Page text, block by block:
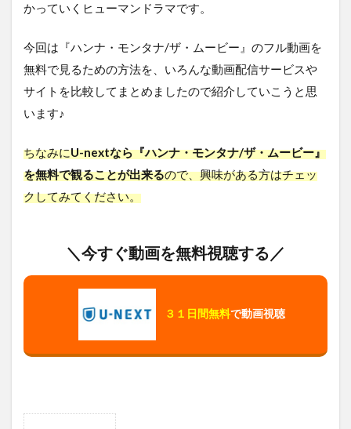
かっていくヒューマンドラマです。
今回は『ハンナ・モンタナ/ザ・ムービー』のフル動画を
無料で見るための方法を、いろんな動画配信サービスや
サイトを比較してまとめましたので紹介していこうと思
います♪
ちなみにU-nextなら『ハンナ・モンタナ/ザ・ムービー』
を無料で観ることが出来るので、興味がある方はチェッ
クしてみてください。
＼今すぐ動画を無料視聴する／
３１日間無料で動画視聴